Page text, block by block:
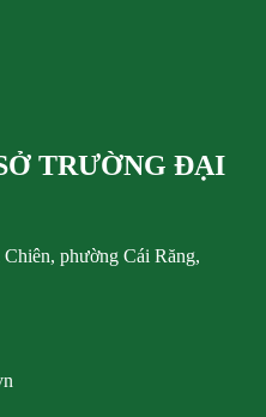
TRƯỜNG ĐẠI
phường Cái Răng,